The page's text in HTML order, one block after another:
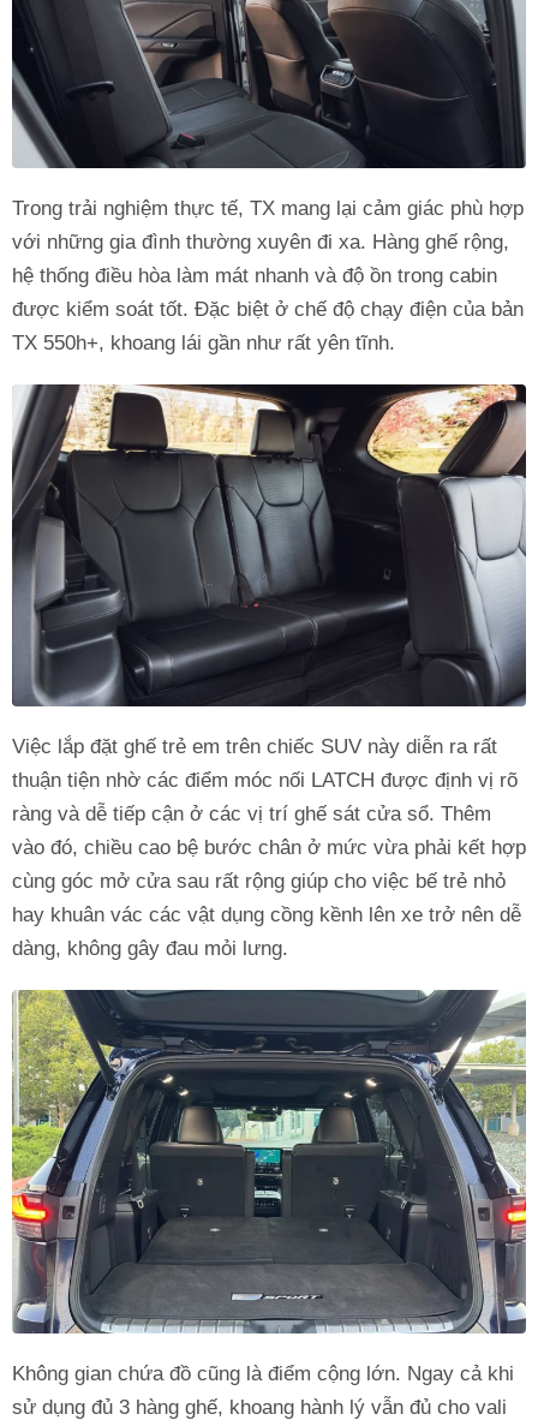
Trong trải nghiệm thực tế, TX mang lại cảm giác phù hợp
với những gia đình thường xuyên đi xa. Hàng ghế rộng,
hệ thống điều hòa làm mát nhanh và độ ồn trong cabin
được kiểm soát tốt. Đặc biệt ở chế độ chạy điện của bản
TX 550h+, khoang lái gần như rất yên tĩnh.
Việc lắp đặt ghế trẻ em trên chiếc SUV này diễn ra rất
thuận tiện nhờ các điểm móc nối LATCH được định vị rõ
ràng và dễ tiếp cận ở các vị trí ghế sát cửa sổ. Thêm
vào đó, chiều cao bệ bước chân ở mức vừa phải kết hợp
cùng góc mở cửa sau rất rộng giúp cho việc bế trẻ nhỏ
hay khuân vác các vật dụng cồng kềnh lên xe trở nên dễ
dàng, không gây đau mỏi lưng.
Không gian chứa đồ cũng là điểm cộng lớn. Ngay cả khi
sử dụng đủ 3 hàng ghế, khoang hành lý vẫn đủ cho vali